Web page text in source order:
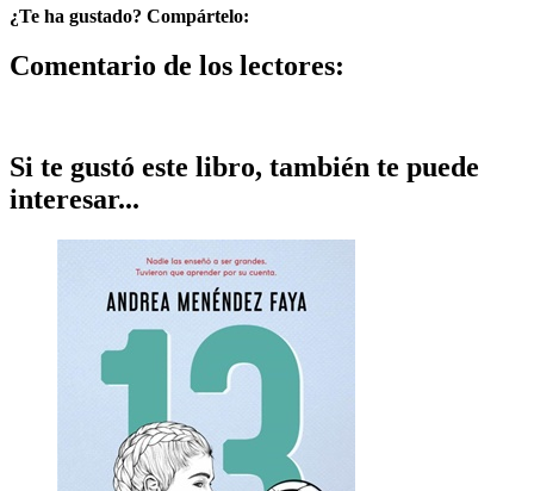
¿Te ha gustado? Compártelo:
Comentario de los lectores:
Si te gustó este libro, también te puede
interesar...